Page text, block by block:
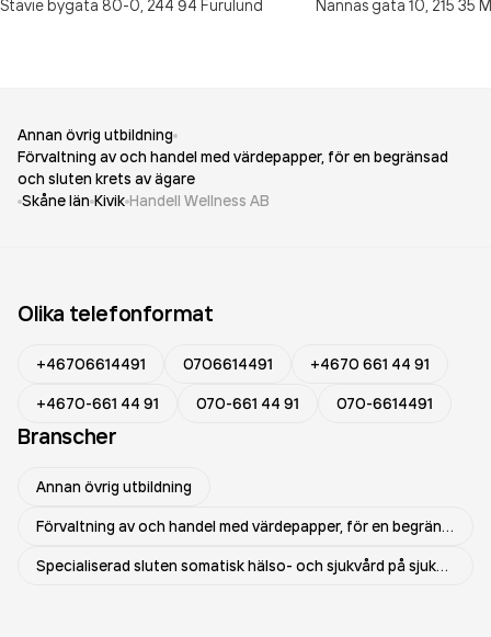
Stävie bygata 80-0, 244 94 Furulund
Nannas gata 10, 215 35
Annan övrig utbildning
Förvaltning av och handel med värdepapper, för en begränsad
och sluten krets av ägare
Skåne län Kivik Handell Wellness AB
Olika telefonformat
+46706614491 0706614491
+4670 661 44 91
+4670-661 44 91
070-661 44 91 070-6614491
Branscher
Annan övrig utbildning
Förvaltning av och handel med värdepapper, för en begränsad och sluten krets av ägare
Specialiserad sluten somatisk hälso- och sjukvård på sjukhus